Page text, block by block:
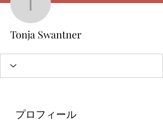
Tonja Swantner
Tonja Swantner
プロフィール